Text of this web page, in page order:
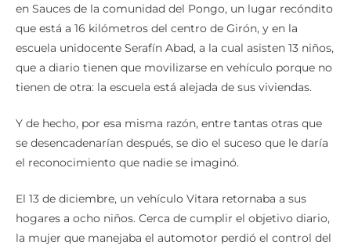
en Sauces de la comunidad del Pongo, un lugar recóndito
que está a 16 kilómetros del centro de Girón, y en la
escuela unidocente Serafín Abad, a la cual asisten 13 niños,
que a diario tienen que movilizarse en vehículo porque no
tienen de otra: la escuela está alejada de sus viviendas.
Y de hecho, por esa misma razón, entre tantas otras que
se desencadenarían después, se dio el suceso que le daría
el reconocimiento que nadie se imaginó.
El 13 de diciembre, un vehículo Vitara retornaba a sus
hogares a ocho niños. Cerca de cumplir el objetivo diario,
la mujer que manejaba el automotor perdió el control del